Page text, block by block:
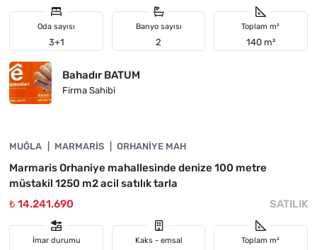
Oda sayısı
3+1
Banyo sayısı
2
Toplam m²
140 m²
Bahadır BATUM
Firma Sahibi
ACIL
MUĞLA MARMARIS ORHANIYE MAH
Marmaris Orhaniye mahallesinde denize 100 metre
müstakil 1250 m2 acil satılık tarla
₺ 14.241.690
SATILIK
İmar durumu Kaks - emsal Toplam m²